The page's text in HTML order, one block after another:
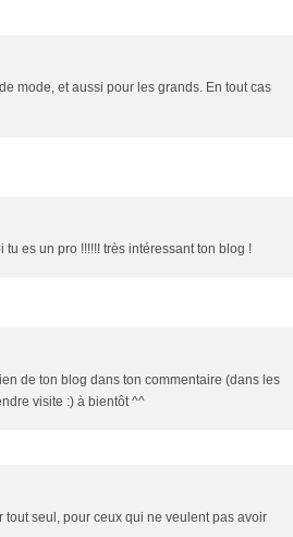
mode, et aussi pour les grands. En tout cas
es un pro !!!!!! très intéressant ton blog !
de ton blog dans ton commentaire (dans les
visite :) à bientôt ^^
tout seul, pour ceux qui ne veulent pas avoir